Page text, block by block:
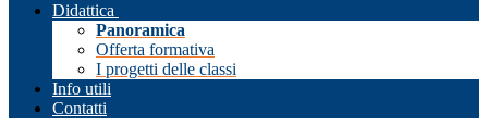
Didattica
Panoramica
Offerta formativa
I progetti delle classi
Info utili
Contatti